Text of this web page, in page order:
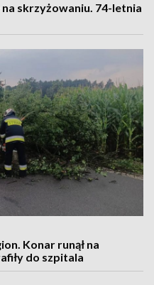
skrzyżowaniu. 74-letnia
Konar runął na
do szpitala